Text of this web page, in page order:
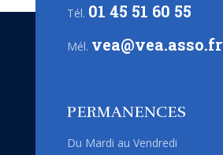
Tél. 01 45 51 60 55
Mél. vea@vea.asso.fr
PERMANENCES
Du Mardi au Vendredi